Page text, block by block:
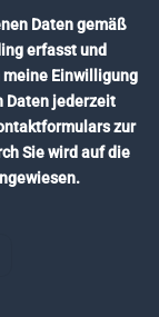
Daten gemäß
erfasst und
Einwilligung
Daten jederzeit
zur
Sie wird auf die